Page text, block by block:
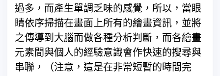
過多，而產生單調乏味的感覺，所以，當眼
睛依序掃描在畫面上所有的繪畫資訊，並將
之傳導到大腦而做各種分析判斷，而各繪畫
元素間與個人的經驗意識會作快速的搜尋與
串聯，（注意，這是在非常短暫的時間完